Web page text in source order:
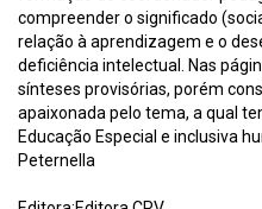
compreender o significado
relação à aprendizagem e o
deficiência intelectual. Nas
sínteses provisórias, porém
apaixonada pelo tema, a qual
Educação Especial e inclusiva
Peternella